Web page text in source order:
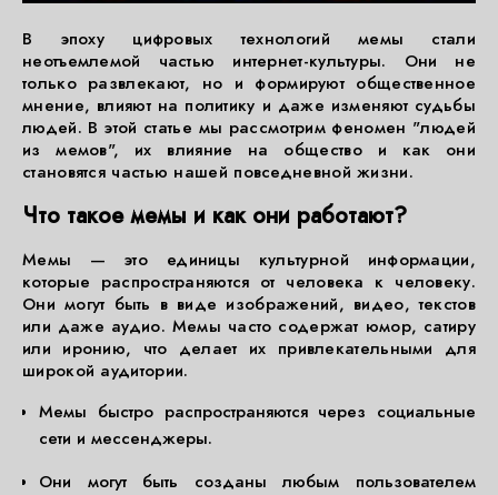
В эпоху цифровых технологий мемы стали
неотъемлемой частью интернет-культуры. Они не
только развлекают, но и формируют общественное
мнение, влияют на политику и даже изменяют судьбы
людей. В этой статье мы рассмотрим феномен "людей
из мемов", их влияние на общество и как они
становятся частью нашей повседневной жизни.
Что такое мемы и как они работают?
Мемы — это единицы культурной информации,
которые распространяются от человека к человеку.
Они могут быть в виде изображений, видео, текстов
или даже аудио. Мемы часто содержат юмор, сатиру
или иронию, что делает их привлекательными для
широкой аудитории.
Мемы быстро распространяются через социальные
сети и мессенджеры.
Они могут быть созданы любым пользователем